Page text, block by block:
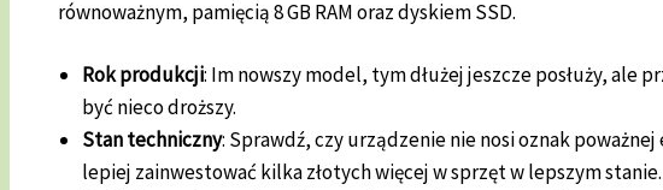
równoważnym, pamięcią 8 GB RAM oraz dyskiem SSD.
Rok produkcji: Im nowszy model, tym dłużej jeszcze posłuży, ale
być nieco droższy.
Stan techniczny: Sprawdź, czy urządzenie nie nosi oznak
lepiej zainwestować kilka złotych więcej w sprzęt w lepszym stanie.